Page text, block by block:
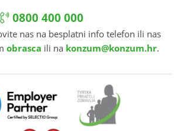
0800 400 000
nas na besplatni info telefon ili nas
obrasca ili na konzum@konzum.hr.